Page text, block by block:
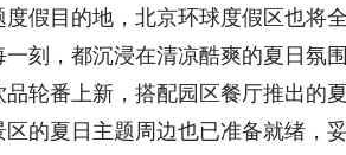
假目的地，北京环球度假区也将
刻，都沉浸在清凉酷爽的夏日氛
轮番上新，搭配园区餐厅推出的
区的夏日主题周边也已准备就绪，